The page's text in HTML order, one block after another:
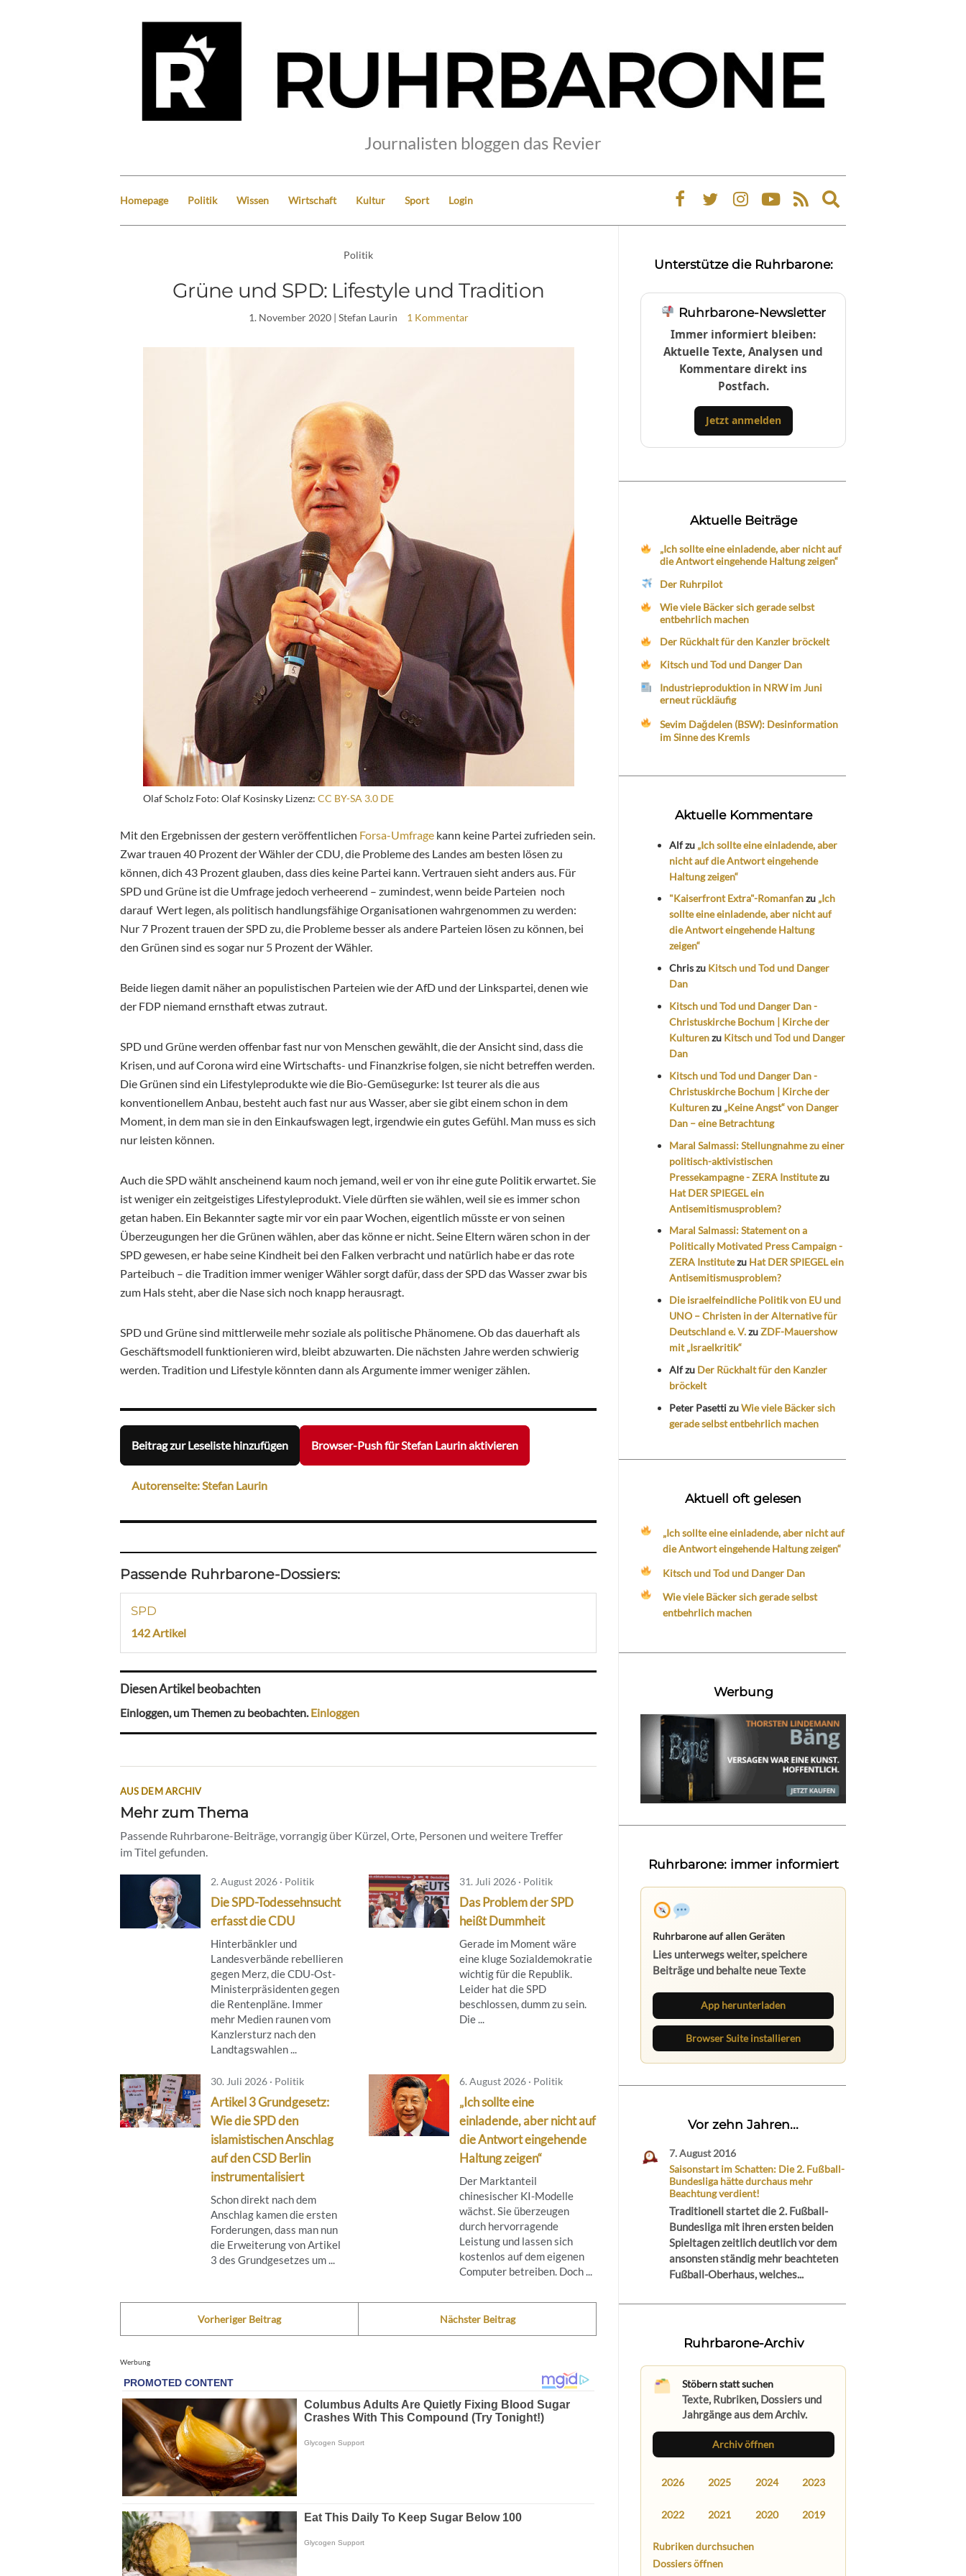
Journalisten bloggen das Revier
Homepage Politik Wissen Wirtschaft Kultur Sport Login
Expand
search
Politik
Grüne und SPD: Lifestyle und Tradition
1. November 2020| Stefan Laurin 1 Kommentar
Olaf Scholz Foto: Olaf Kosinsky Lizenz: CC BY-SA 3.0 DE
Mit den Ergebnissen der gestern veröffentlichen Forsa-Umfrage kann keine Partei zufrieden sein.
Zwar trauen 40 Prozent der Wähler der CDU, die Probleme des Landes am besten lösen zu
können, dich 43 Prozent glauben, dass dies keine Partei kann. Vertrauen sieht anders aus. Für
SPD und Grüne ist die Umfrage jedoch verheerend – zumindest, wenn beide Parteien noch
darauf Wert legen, als politisch handlungsfähige Organisationen wahrgenommen zu werden:
Nur 7 Prozent trauen der SPD zu, die Probleme besser als andere Parteien lösen zu können, bei
den Grünen sind es sogar nur 5 Prozent der Wähler.
Beide liegen damit näher an populistischen Parteien wie der AfD und der Linkspartei, denen wie
der FDP niemand ernsthaft etwas zutraut.
SPD und Grüne werden offenbar fast nur von Menschen gewählt, die der Ansicht sind, dass die
Krisen, und auf Corona wird eine Wirtschafts- und Finanzkrise folgen, sie nicht betreffen werden.
Die Grünen sind ein Lifestyleprodukte wie die Bio-Gemüsegurke: Ist teurer als die aus
konventionellem Anbau, besteht auch fast nur aus Wasser, aber sie gibt einem schon in dem
Moment, in dem man sie in den Einkaufswagen legt, irgendwie ein gutes Gefühl. Man muss es sich
nur leisten können.
Auch die SPD wählt anscheinend kaum noch jemand, weil er von ihr eine gute Politik erwartet. Sie
ist weniger ein zeitgeistiges Lifestyleprodukt. Viele dürften sie wählen, weil sie es immer schon
getan haben. Ein Bekannter sagte mir vor ein paar Wochen, eigentlich müsste er von seinen
Überzeugungen her die Grünen wählen, aber das könne er nicht. Seine Eltern wären schon in der
SPD gewesen, er habe seine Kindheit bei den Falken verbracht und natürlich habe er das rote
Parteibuch – die Tradition immer weniger Wähler sorgt dafür, dass der SPD das Wasser zwar bis
zum Hals steht, aber die Nase sich noch knapp herausragt.
SPD und Grüne sind mittlerweile mehr soziale als politische Phänomene. Ob das dauerhaft als
Geschäftsmodell funktionieren wird, bleibt abzuwarten. Die nächsten Jahre werden schwierig
werden. Tradition und Lifestyle könnten dann als Argumente immer weniger zählen.
Beitrag zur Leseliste hinzufügen Browser-Push für Stefan Laurin aktivieren
Autorenseite: Stefan Laurin
Passende Ruhrbarone-Dossiers:
SPD
142 Artikel
Diesen Artikel beobachten
Einloggen, um Themen zu beobachten.Einloggen
AUS DEM ARCHIV
Mehr zum Thema
Passende Ruhrbarone-Beiträge, vorrangig über Kürzel, Orte, Personen und weitere Treffer
im Titel gefunden.
2. August 2026 · Politik
Die SPD-Todessehnsucht
erfasst die CDU
Hinterbänkler und
Landesverbände rebellieren
gegen Merz, die CDU-Ost-
Ministerpräsidenten gegen
die Rentenpläne. Immer
mehr Medien raunen vom
Kanzlersturz nach den
Landtagswahlen ...
31. Juli 2026 · Politik
Das Problem der SPD
heißt Dummheit
Gerade im Moment wäre
eine kluge Sozialdemokratie
wichtig für die Republik.
Leider hat die SPD
beschlossen, dumm zu sein.
Die ...
30. Juli 2026 · Politik
Artikel 3 Grundgesetz:
Wie die SPD den
islamistischen Anschlag
auf den CSD Berlin
instrumentalisiert
Schon direkt nach dem
Anschlag kamen die ersten
Forderungen, dass man nun
die Erweiterung von Artikel
3 des Grundgesetzes um ...
6. August 2026 · Politik
„Ich sollte eine
einladende, aber nicht auf
die Antwort eingehende
Haltung zeigen“
Der Marktanteil
chinesischer KI-Modelle
wächst. Sie überzeugen
durch hervorragende
Leistung und lassen sich
kostenlos auf dem eigenen
Computer betreiben. Doch ...
Vorheriger Beitrag Nächster Beitrag
Werbung
Unterstütze die Ruhrbarone:
Ruhrbarone-Newsletter
Immer informiert bleiben:
Aktuelle Texte, Analysen und
Kommentare direkt ins
Postfach.
Jetzt anmelden
Aktuelle Beiträge
„Ich sollte eine einladende, aber nicht auf
die Antwort eingehende Haltung zeigen“
Der Ruhrpilot
Wie viele Bäcker sich gerade selbst
entbehrlich machen
Der Rückhalt für den Kanzler bröckelt
Kitsch und Tod und Danger Dan
Industrieproduktion in NRW im Juni
erneut rückläufig
Sevim Dağdelen (BSW): Desinformation
im Sinne des Kremls
Aktuelle Kommentare
Alfzu „Ich sollte eine einladende, aber
nicht auf die Antwort eingehende
Haltung zeigen“
"Kaiserfront Extra"-Romanfanzu „Ich
sollte eine einladende, aber nicht auf
die Antwort eingehende Haltung
zeigen“
Chriszu Kitsch und Tod und Danger
Dan
Kitsch und Tod und Danger Dan -
Christuskirche Bochum | Kirche der
Kulturenzu Kitsch und Tod und Danger
Dan
Kitsch und Tod und Danger Dan -
Christuskirche Bochum | Kirche der
Kulturenzu „Keine Angst“ von Danger
Dan – eine Betrachtung
Maral Salmassi: Stellungnahme zu einer
politisch-aktivistischen
Pressekampagne - ZERA Institutezu
Hat DER SPIEGEL ein
Antisemitismusproblem?
Maral Salmassi: Statement on a
Politically Motivated Press Campaign -
ZERA Institutezu Hat DER SPIEGEL ein
Antisemitismusproblem?
Die israelfeindliche Politik von EU und
UNO – Christen in der Alternative für
Deutschland e. V.zuZDF-Mauershow
mit „Israelkritik“
Alfzu Der Rückhalt für den Kanzler
bröckelt
Peter PasettizuWie viele Bäcker sich
gerade selbst entbehrlich machen
Aktuell oft gelesen
„Ich sollte eine einladende, aber nicht auf
die Antwort eingehende Haltung zeigen“
Kitsch und Tod und Danger Dan
Wie viele Bäcker sich gerade selbst
entbehrlich machen
Werbung
Ruhrbarone: immer informiert
Ruhrbarone auf allen Geräten
Lies unterwegs weiter, speichere
Beiträge und behalte neue Texte
App herunterladen
Browser Suite installieren
Vor zehn Jahren...
7. August 2016
Saisonstart im Schatten: Die 2. Fußball-
Bundesliga hätte durchaus mehr
Beachtung verdient!
Traditionell startet die 2. Fußball-
Bundesliga mit ihren ersten beiden
Spieltagen zeitlich deutlich vor dem
ansonsten ständig mehr beachteten
Fußball-Oberhaus, welches...
Ruhrbarone-Archiv
Stöbern statt suchen
Texte, Rubriken, Dossiers und
Jahrgänge aus dem Archiv.
Archiv öffnen
2026 2025 2024 2023
2022 2021 2020 2019
Rubriken durchsuchen
Dossiers öffnen